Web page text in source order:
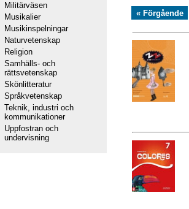
Militärväsen
Musikalier
Musikinspelningar
Naturvetenskap
Religion
Samhälls- och
rättsvetenskap
Skönlitteratur
Språkvetenskap
Teknik, industri och
kommunikationer
Uppfostran och
undervisning
« Förgående